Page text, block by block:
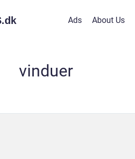
dk Ads About Us
vinduer